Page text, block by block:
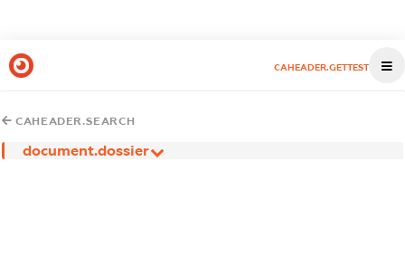
CAHEADER.GETTEST
CAHEADER.SEARCH
document.dossier